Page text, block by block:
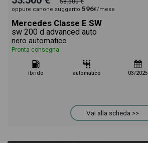
58.500 €
oppure canone suggerito 596€/mese
Mercedes Classe E SW
sw 200 d advanced auto
nero automatico
Pronta consegna
ibrido automatico 03/2025
Vai alla scheda >>